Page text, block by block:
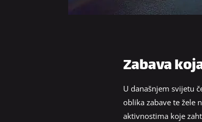
Zabava
U današnjem svijetu
oblika zabave te žele
aktivnostima koje